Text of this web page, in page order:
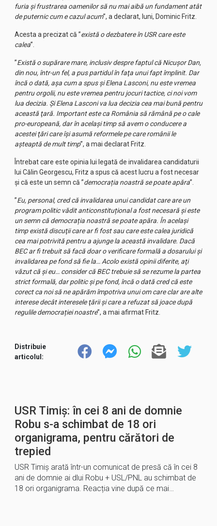
furia şi frustrarea oamenilor să nu mai aibă un fundament atât
de puternic cum e cazul acum”, a declarat, luni, Dominic Fritz.
Acesta a precizat că ”există o dezbatere în USR care este
calea”.
”Există o supărare mare, inclusiv despre faptul că Nicuşor Dan,
din nou, într-un fel, a pus partidul în faţa unui fapt împlinit. Dar
încă o dată, aşa cum a spus şi Elena Lasconi, nu este vremea
pentru orgolii, nu este vremea pentru jocuri tactice, ci noi vom
lua decizia. Şi Elena Lasconi va lua decizia cea mai bună pentru
această ţară. Important este ca România să rămână pe o cale
pro-europeană, dar în acelaşi timp să avem o conducere a
acestei ţări care îşi asumă reformele pe care românii le
aşteaptă de mult timp”, a mai declarat Fritz.
Întrebat care este opinia lui legată de invalidarea candidaturii
lui Călin Georgescu, Fritz a spus că acest lucru a fost necesar
şi că este un semn că ”democrația noastră se poate apăra”.
”Eu, personal, cred că invalidarea unui candidat care are un
program politic vădit anticonstituțional a fost necesară şi este
un semn că democrația noastră se poate apăra. În acelaşi
timp există discuţii care ar fi fost sau care este calea juridică
cea mai potrivită pentru a ajunge la această invalidare. Dacă
BEC ar fi trebuit să facă doar o verificare formală a dosarului şi
invalidarea pe fond să fie la… Acolo există opinii diferite, aţi
văzut că şi eu… consider că BEC trebuie să se rezume la partea
strict formală, dar politic şi pe fond, încă o dată cred că este
corect ca noi să ne apărăm împotriva unui om care clar are alte
interese decât interesele ţării şi care a refuzat să joace după
regulile democrației noastre”, a mai afirmat Fritz.
Distribuie
articolul:
USR Timiș: în cei 8 ani de domnie
Robu s-a schimbat de 18 ori
organigrama, pentru cărători de
trepied
USR Timiș arată într-un comunicat de presă că în cei 8
ani de domnie ai dlui Robu + USL/PNL au schimbat de
18 ori organigrama. Reacția vine după ce mai…